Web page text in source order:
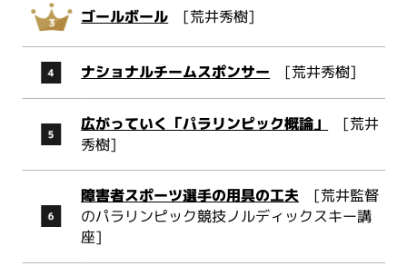
ゴールボール [荒井秀樹]
ナショナルチームスポンサー [荒井秀樹]
広がっていく「パラリンピック概論」 [荒井
秀樹]
障害者スポーツ選手の用具の工夫 [荒井監督
のパラリンピック競技ノルディックスキー講
座]